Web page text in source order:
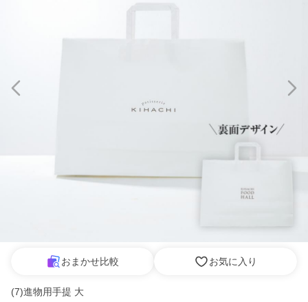
おまかせ比較 お気に入り
(7)進物用手提 大